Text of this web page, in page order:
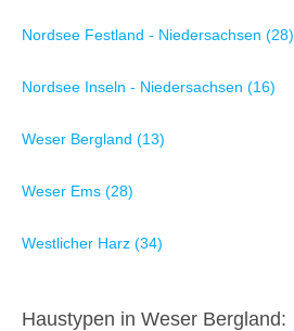
Nordsee Festland - Niedersachsen (28)
Nordsee Inseln - Niedersachsen (16)
Weser Bergland (13)
Weser Ems (28)
Westlicher Harz (34)
Haustypen in Weser Bergland: